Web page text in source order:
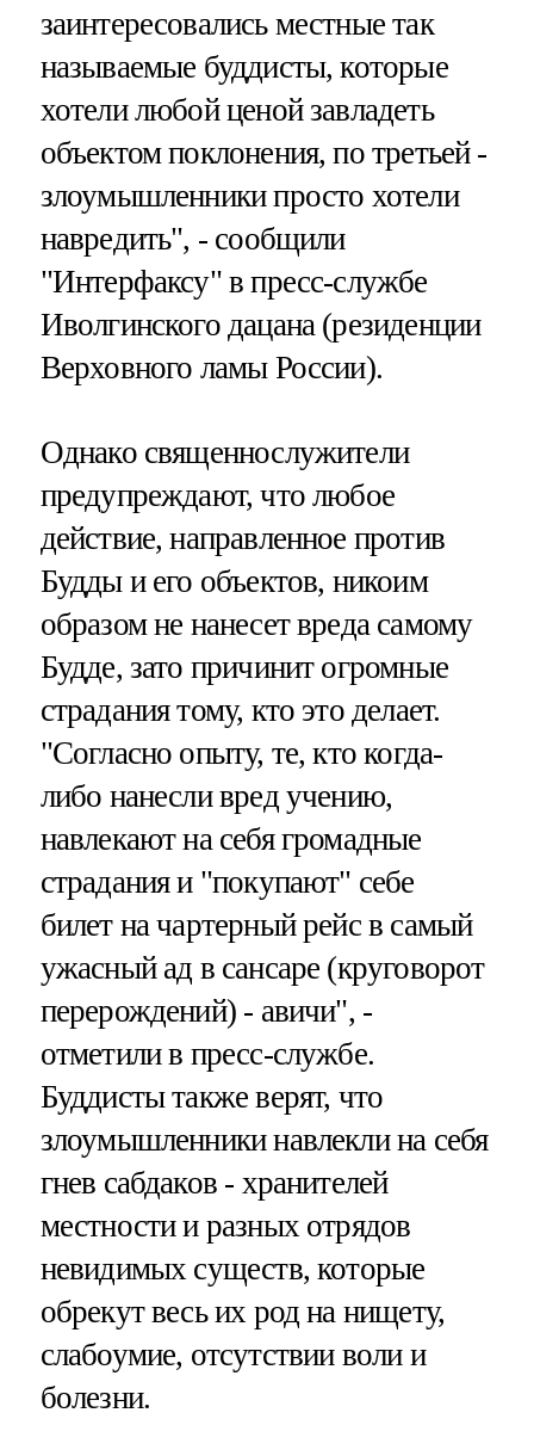
заинтересовались местные так
называемые буддисты, которые
хотели любой ценой завладеть
объектом поклонения, по третьей -
злоумышленники просто хотели
навредить", - сообщили
"Интерфаксу" в пресс-службе
Иволгинского дацана (резиденции
Верховного ламы России).
Однако священнослужители
предупреждают, что любое
действие, направленное против
Будды и его объектов, никоим
образом не нанесет вреда самому
Будде, зато причинит огромные
страдания тому, кто это делает.
"Согласно опыту, те, кто когда-
либо нанесли вред учению,
навлекают на себя громадные
страдания и "покупают" себе
билет на чартерный рейс в самый
ужасный ад в сансаре (круговорот
перерождений) - авичи", -
отметили в пресс-службе.
Буддисты также верят, что
злоумышленники навлекли на себя
гнев сабдаков - хранителей
местности и разных отрядов
невидимых существ, которые
обрекут весь их род на нищету,
слабоумие, отсутствии воли и
болезни.